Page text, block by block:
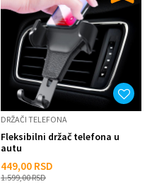
DRŽAČI TELEFONA
Fleksibilni držač telefona u
autu
449,00 RSD
1.599,00RSD